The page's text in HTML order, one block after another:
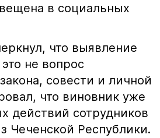
в социальных
что выявление
не вопрос
совести и личной
что виновник уже
действий сотрудников
Чеченской Республики.